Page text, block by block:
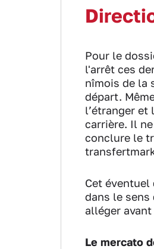
Pour le
l'arrêt ces
nîmois de la
départ.
l’étranger et
carrière. Il
conclure le
Cet
dans le sens
alléger
Le mercato